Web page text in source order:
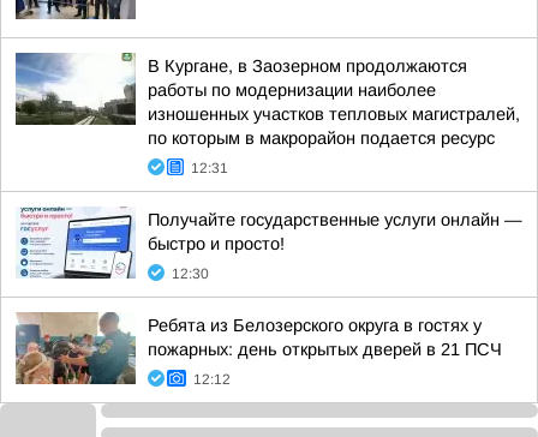
В Кургане, в Заозерном продолжаются
работы по модернизации наиболее
изношенных участков тепловых магистралей,
по которым в макрорайон подается ресурс
12:31
Получайте государственные услуги онлайн —
быстро и просто!
12:30
Ребята из Белозерского округа в гостях у
пожарных: день открытых дверей в 21 ПСЧ
12:12